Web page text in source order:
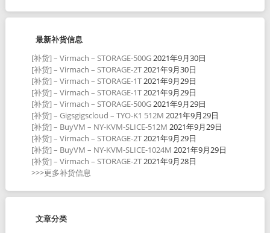
最新补货信息
[补货] – Virmach – STORAGE-500G2021年9月30日
[补货] – Virmach – STORAGE-2T2021年9月30日
[补货] – Virmach – STORAGE-1T2021年9月29日
[补货] – Virmach – STORAGE-1T2021年9月29日
[补货] – Virmach – STORAGE-500G2021年9月29日
[补货] – Gigsgigscloud – TYO-K1 512M 2021年9月29日
[补货] – BuyVM – NY-KVM-SLICE-512M 2021年9月29日
[补货] – Virmach – STORAGE-2T2021年9月29日
[补货] – BuyVM – NY-KVM-SLICE-1024M 2021年9月29日
[补货] – Virmach – STORAGE-2T2021年9月28日
>>>更多补货信息
文章分类